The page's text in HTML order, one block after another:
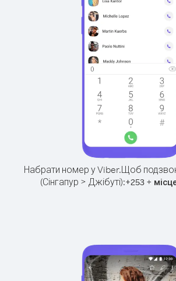
Набрати номер у Viber.Щоб
(Сінгапур > Джібуті):+253+